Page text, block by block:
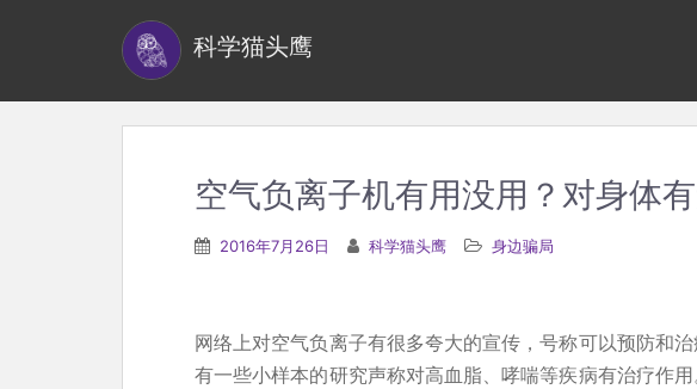
科学猫头鹰
空气负离子机有用没用？对身体
2016年7月26日 科学猫头鹰 身边骗局
网络上对空气负离子有很多夸大的宣传，号称可以预防和
有一些小样本的研究声称对高血脂、哮喘等疾病有治疗作